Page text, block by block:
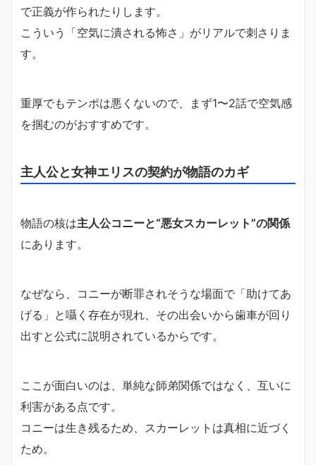
で正義が作られたりします。
こういう「空気に潰される怖さ」がリアルで刺さりま
す。
重厚でもテンポは悪くないので、まず1〜2話で空気感
を掴むのがおすすめです。
主人公と女神エリスの契約が物語のカギ
物語の核は主人公コニーと“悪女スカーレット”の関係
にあります。
なぜなら、コニーが断罪されそうな場面で「助けてあ
げる」と囁く存在が現れ、その出会いから歯車が回り
出すと公式に説明されているからです。
ここが面白いのは、単純な師弟関係ではなく、互いに
利害がある点です。
コニーは生き残るため、スカーレットは真相に近づく
ため。